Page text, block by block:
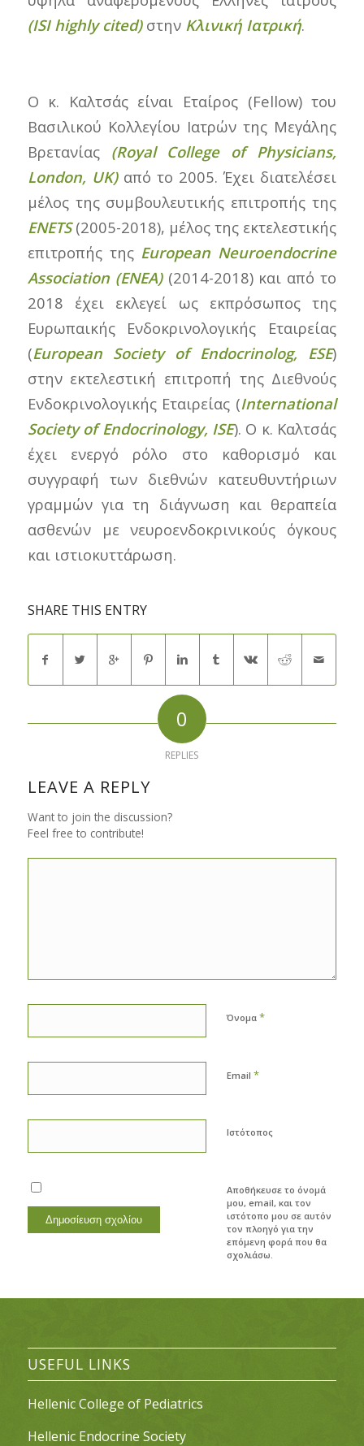
(ISI highly cited)στην Κλινική Ιατρική.
Ο κ. Καλτσάς είναι Εταίρος (Fellow) του
Βασιλικού Κολλεγίου Ιατρών της Μεγάλης
Βρετανίας (Royal College of Physicians,
London, UK) από το 2005. Έχει διατελέσει
μέλος της συμβουλευτικής επιτροπής της
ENETS(2005-2018), μέλος της εκτελεστικής
επιτροπής της European Neuroendocrine
Association (ENEA)(2014-2018) και από το
2018 έχει εκλεγεί ως εκπρόσωπος της
Ευρωπαικής Ενδοκρινολογικής Εταιρείας
(European Society of Endocrinolog, ESE)
στην εκτελεστική επιτροπή της Διεθνούς
Ενδοκρινολογικής Εταιρείας (International
Society of Endocrinology, ISE). Ο κ. Καλτσάς
έχει ενεργό ρόλο στο καθορισμό και
συγγραφή των διεθνών κατευθυντήριων
γραμμών για τη διάγνωση και θεραπεία
ασθενών με νευροενδοκρινικούς όγκους
και ιστιοκυττάρωση.
SHARE THIS ENTRY
0
REPLIES
LEAVE A REPLY
Want to join the discussion?
Feel free to contribute!
Όνομα *
Email *
Ιστότοπος
Αποθήκευσε το όνομά
μου, email, και τον
ιστότοπο μου σε αυτόν
τον πλοηγό για την
επόμενη φορά που θα
σχολιάσω.
USEFUL LINKS
Hellenic College of Pediatrics
Hellenic Endocrine Society